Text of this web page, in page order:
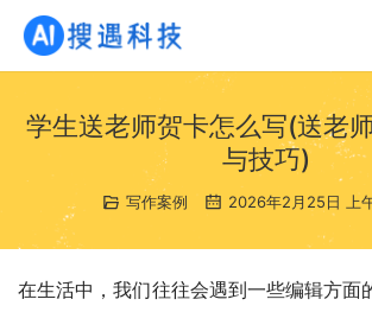
学生送老师贺卡怎么写(送老
与技巧)
写作案例 2026年2月25日 上
在生活中，我们往往会遇到一些编辑方面